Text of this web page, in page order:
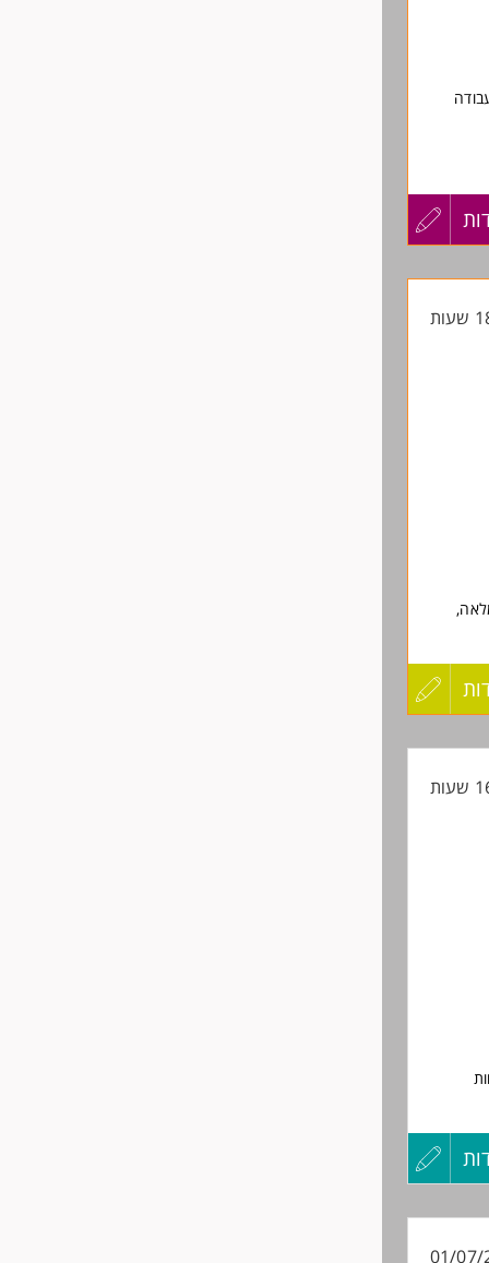
עדכון
ות).
עדכון
עדכון
01/07/